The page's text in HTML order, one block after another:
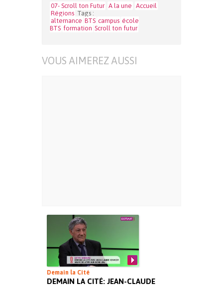
07- Scroll ton Futur A la une Accueil
Régions Tags :
alternance BTS campus école
BTS formation Scroll ton futur
VOUS AIMEREZ AUSSI
Demain la Cité
DEMAIN LA CITÉ: JEAN-CLAUDE